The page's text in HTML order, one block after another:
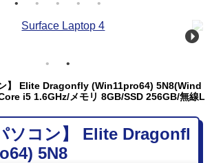
】 Elite Dragonfly (Win11pro64) 5N8(Wind
i5 1.6GHz/メモリ 8GB/SSD 256GB/無線L
ソコン】 Elite Dragonfl
5N8